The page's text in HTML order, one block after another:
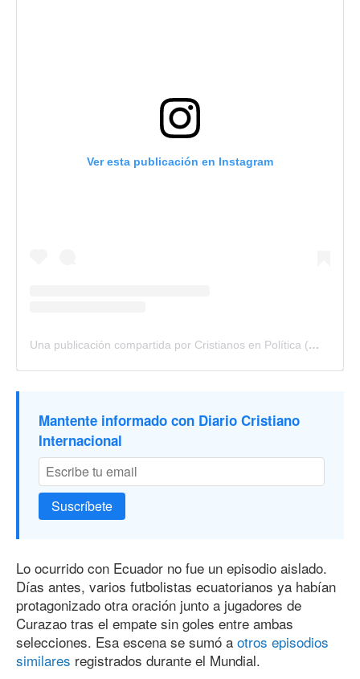
Ver esta publicación en Instagram
Una publicación compartida por Cristianos en Política (@cristianosenpolitica)
Mantente informado con Diario Cristiano
Internacional
Suscríbete
Lo ocurrido con Ecuador no fue un episodio aislado.
Días antes, varios futbolistas ecuatorianos ya habían
protagonizado otra oración junto a jugadores de
Curazao tras el empate sin goles entre ambas
selecciones. Esa escena se sumó a otros episodios
similares registrados durante el Mundial.